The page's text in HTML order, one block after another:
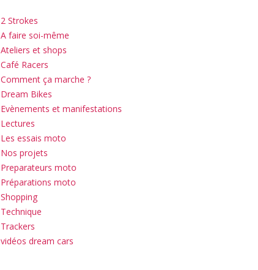
2 Strokes
A faire soi-même
Ateliers et shops
Café Racers
Comment ça marche ?
Dream Bikes
Evènements et manifestations
Lectures
Les essais moto
Nos projets
Preparateurs moto
Préparations moto
Shopping
Technique
Trackers
vidéos dream cars